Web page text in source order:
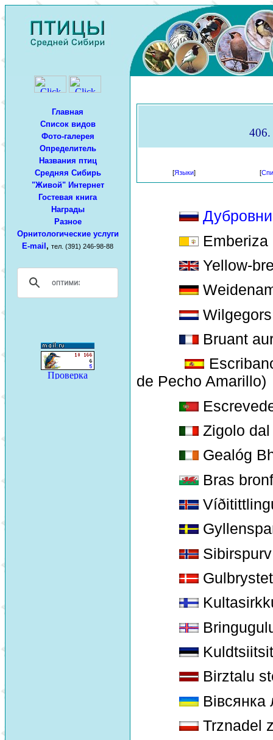
Главная
Список видов
Фото-галерея
Определитель
Названия птиц
Средняя Сибирь
"Живой" Интернет
Гостевая книга
Награды
Разное
Орнитологические услуги
E-mail , тел. (391) 246-98-88
406.
[Языки] [
Yellow-
Wilgegors
Bruant
de Pecho Amarillo)
Zigolo
Gealóg
Bras
Sibirspurv
Birztalu
Вівсянка
Trznadel